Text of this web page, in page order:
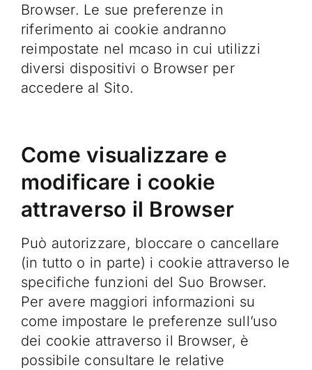
Browser. Le sue preferenze in
riferimento ai cookie andranno
reimpostate nel mcaso in cui utilizzi
diversi dispositivi o Browser per
accedere al Sito.
Come visualizzare e
modificare i cookie
attraverso il Browser
Può autorizzare, bloccare o cancellare
(in tutto o in parte) i cookie attraverso le
specifiche funzioni del Suo Browser.
Per avere maggiori informazioni su
come impostare le preferenze sull’uso
dei cookie attraverso il Browser, è
possibile consultare le relative